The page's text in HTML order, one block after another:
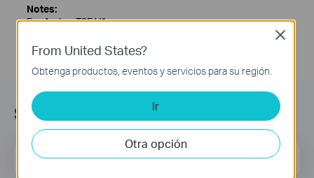
Notes:
For Archer T9E V1
Suscripción
Dirección de correo Regístrate
From United States?
Obtenga productos, eventos y servicios para su región.
Ir
Otra opción
Close